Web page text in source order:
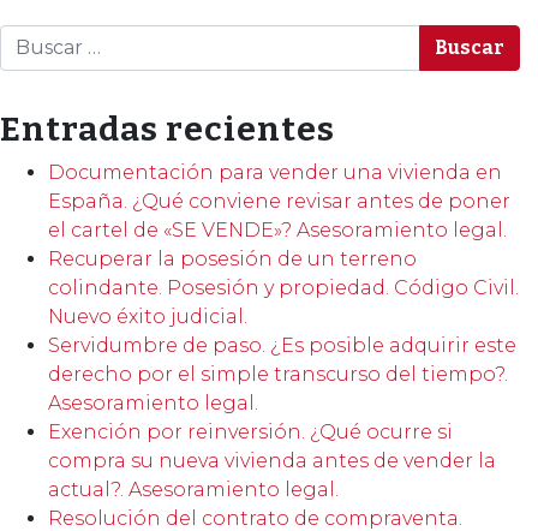
Buscar
Entradas recientes
Documentación para vender una vivienda en
España. ¿Qué conviene revisar antes de poner
el cartel de «SE VENDE»? Asesoramiento legal.
Recuperar la posesión de un terreno
colindante. Posesión y propiedad. Código Civil.
Nuevo éxito judicial.
Servidumbre de paso. ¿Es posible adquirir este
derecho por el simple transcurso del tiempo?.
Asesoramiento legal.
Exención por reinversión. ¿Qué ocurre si
compra su nueva vivienda antes de vender la
actual?. Asesoramiento legal.
Resolución del contrato de compraventa.